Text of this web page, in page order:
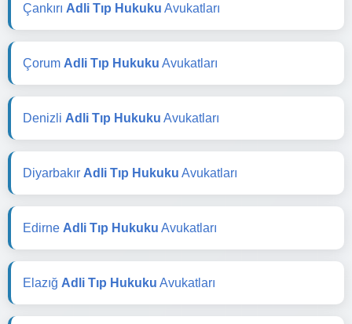
Çankırı Adli Tıp Hukuku Avukatları
Çorum Adli Tıp Hukuku Avukatları
Denizli Adli Tıp Hukuku Avukatları
Diyarbakır Adli Tıp Hukuku Avukatları
Edirne Adli Tıp Hukuku Avukatları
Elazığ Adli Tıp Hukuku Avukatları